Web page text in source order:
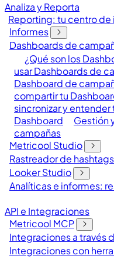
Analiza y Reporta
Reporting: tu centro de
Informes
Dashboards de
¿Qué son los
usar Dashboards de
Dashboard de
compartir tu
sincronizar y
Dashboard
Gestión
campañas
Metricool Studio
Rastreador de hashtags
Looker Studio
Analíticas e informes:
API e Integraciones
Metricool MCP
Integraciones a través
Integraciones con